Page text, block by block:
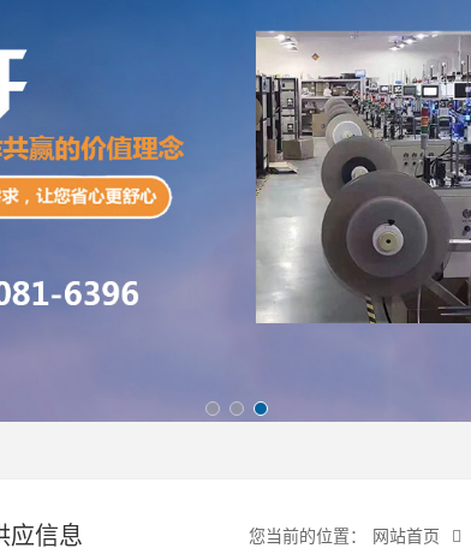
应信息 您当前的位置： 网站首页